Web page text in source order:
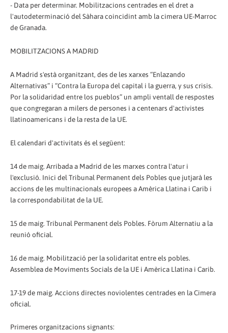
- Data per determinar. Mobilitzacions centrades en el dret a
l'autodeterminació del Sàhara coincidint amb la cimera UE-Marroc
de Granada.
MOBILITZACIONS A MADRID
A Madrid s'està organitzant, des de les xarxes “Enlazando
Alternativas” i “Contra la Europa del capital i la guerra, y sus crisis.
Por la solidaridad entre los pueblos” un ampli ventall de respostes
que congregaran a milers de persones i a centenars d'activistes
llatinoamericans i de la resta de la UE.
El calendari d'activitats és el següent:
14 de maig. Arribada a Madrid de les marxes contra l'atur i
l'exclusió. Inici del Tribunal Permanent dels Pobles que jutjarà les
accions de les multinacionals europees a Amèrica Llatina i Carib i
la correspondabilitat de la UE.
15 de maig. Tribunal Permanent dels Pobles. Fòrum Alternatiu a la
reunió oficial.
16 de maig. Mobilització per la solidaritat entre els pobles.
Assemblea de Moviments Socials de la UE i Amèrica Llatina i Carib.
17-19 de maig. Accions directes noviolentes centrades en la Cimera
oficial.
Primeres organitzacions signants: